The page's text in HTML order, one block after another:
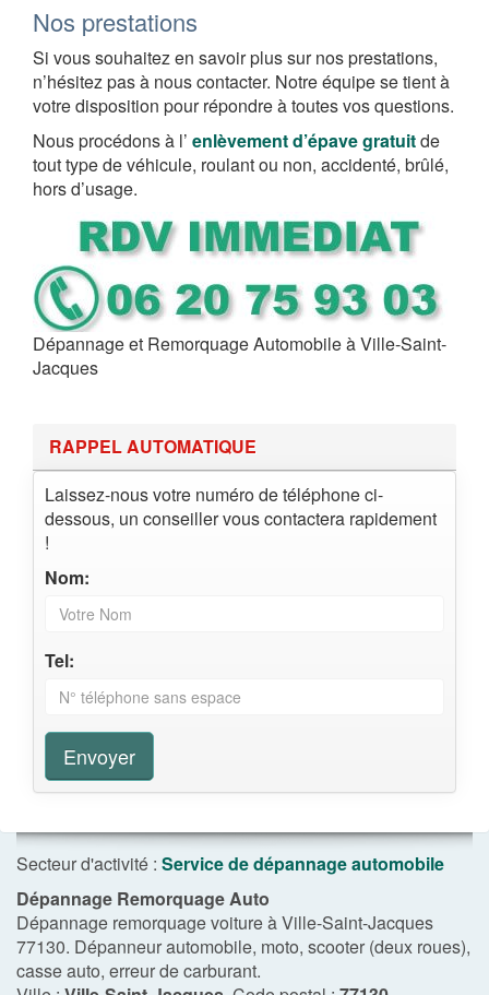
Nos prestations
Si vous souhaitez en savoir plus sur nos prestations,
n’hésitez pas à nous contacter. Notre équipe se tient à
votre disposition pour répondre à toutes vos questions.
Nous procédons à l’ enlèvement d’épave gratuitde
tout type de véhicule, roulant ou non, accidenté, brûlé,
hors d’usage.
Dépannage et Remorquage Automobile à Ville-Saint-
Jacques
RAPPEL AUTOMATIQUE
Laissez-nous votre numéro de téléphone ci-
dessous, un conseiller vous contactera rapidement
!
Nom:
Tel:
Envoyer
Secteur d'activité : Service de dépannage automobile
Dépannage Remorquage Auto
Dépannage remorquage voiture à Ville-Saint-Jacques
77130. Dépanneur automobile, moto, scooter (deux roues),
casse auto, erreur de carburant.